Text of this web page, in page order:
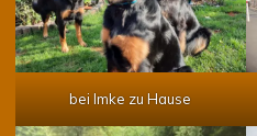
bei Imke zu Hause